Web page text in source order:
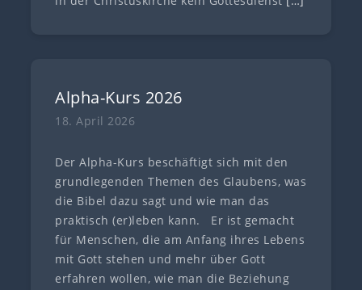
Alpha-Kurs 2026
18. April 2026
Der Alpha-Kurs beschäftigt sich mit den
grundlegenden Themen des Glaubens, was
die Bibel dazu sagt und wie man das
praktisch (er)leben kann. Er ist gemacht
für Menschen, die am Anfang ihres Lebens
mit Gott stehen und mehr über Gott
erfahren wollen, wie man die Beziehung